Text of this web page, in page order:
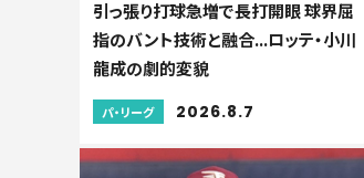
引っ張り打球急増で長打開眼 球界屈
指のバント技術と融合...ロッテ・小川
龍成の劇的変貌
パ・リーグ 2026.8.7